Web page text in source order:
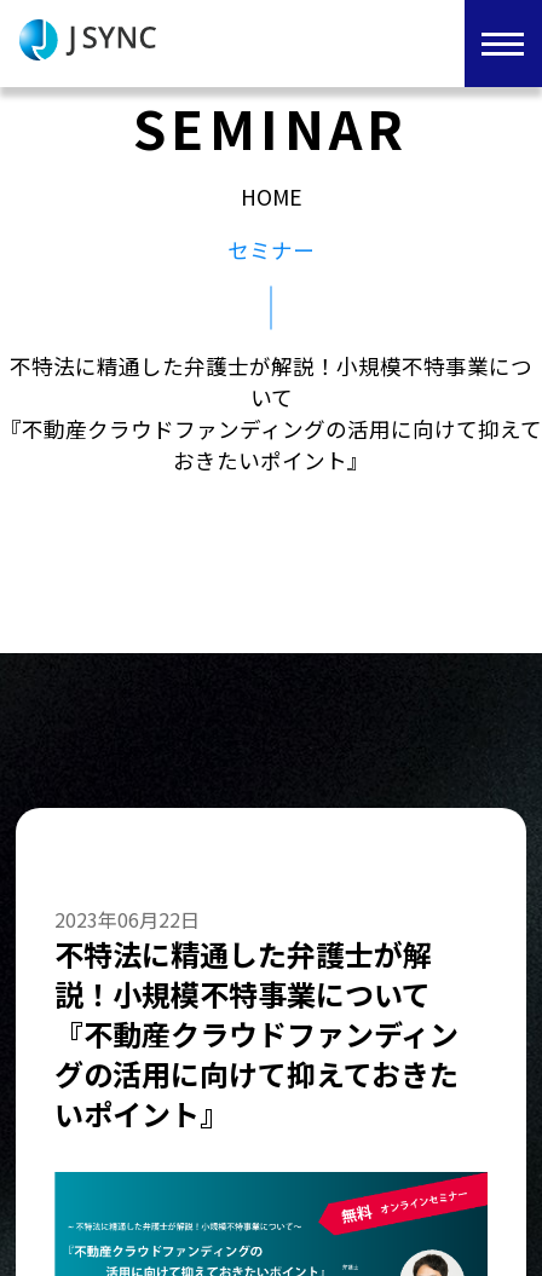
SEMINAR
HOME
セミナー
不特法に精通した弁護士が解説！小規模不特事業につ
いて
『不動産クラウドファンディングの活用に向けて抑えて
おきたいポイント』
2023年06月22日
不特法に精通した弁護士が解
説！小規模不特事業について
『不動産クラウドファンディン
グの活用に向けて抑えておきた
いポイント』